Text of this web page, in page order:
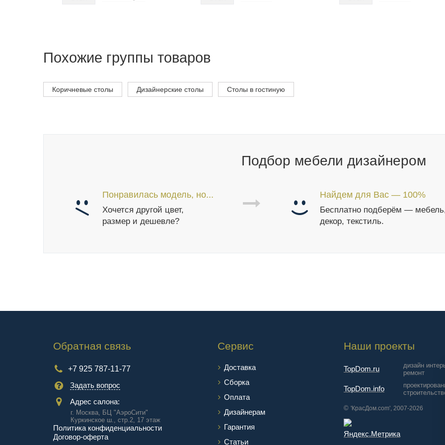
Похожие группы товаров
Коричневые столы Дизайнерские столы Столы в гостиную
Подбор мебели дизайнером
Понравилась модель, но...
Хочется другой цвет,
размер и дешевле?
Найдем для Вас — 100%
Бесплатно подберём —
декор, текстиль.
Обратная связь
+7 925 787-11-77
Задать вопрос
Адрес салона:
г. Москва, БЦ "АэроCити"
Куркинское ш., стр.2, 17 этаж
Политика конфиденциальности
Договор-оферта
Сервис
Доставка
Сборка
Оплата
Дизайнерам
Гарантия
Cтатьи
Наши проекты
TopDom.ru
дизайн
ремонт
TopDom.info
© 'КрасДом.com', 2007-2026